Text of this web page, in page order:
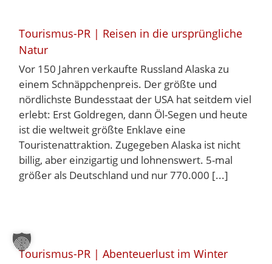
Tourismus-PR | Reisen in die ursprüngliche
Natur
Vor 150 Jahren verkaufte Russland Alaska zu
einem Schnäppchenpreis. Der größte und
nördlichste Bundesstaat der USA hat seitdem viel
erlebt: Erst Goldregen, dann Öl-Segen und heute
ist die weltweit größte Enklave eine
Touristenattraktion. Zugegeben Alaska ist nicht
billig, aber einzigartig und lohnenswert. 5-mal
größer als Deutschland und nur 770.000 [...]
Tourismus-PR | Abenteuerlust im Winter